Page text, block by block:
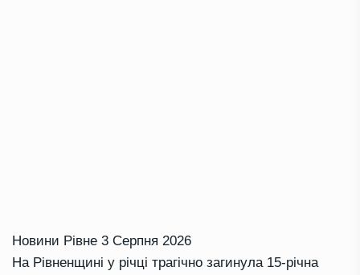
Новини Рівне 3 Серпня 2026
На Рівненщині у річці трагічно загинула 15-річна